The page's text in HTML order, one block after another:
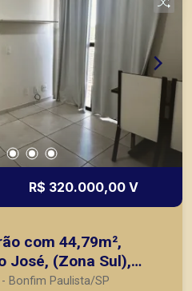
R$ 320.000,00 V
com 44,79m²,
José, (Zona Sul),
Bonfim Paulista/SP